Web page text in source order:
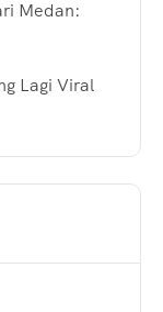
Medan:
Lagi Viral